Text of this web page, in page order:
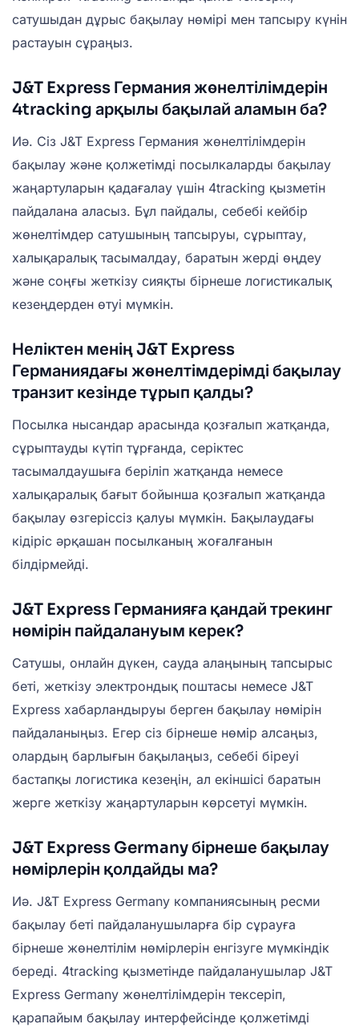
сатушыдан дұрыс бақылау нөмірі мен тапсыру күнін
растауын сұраңыз.
J&T Express Германия жөнелтілімдерін
4tracking арқылы бақылай аламын ба?
Иә. Сіз J&T Express Германия жөнелтілімдерін
бақылау және қолжетімді посылкаларды бақылау
жаңартуларын қадағалау үшін 4tracking қызметін
пайдалана аласыз. Бұл пайдалы, себебі кейбір
жөнелтімдер сатушының тапсыруы, сұрыптау,
халықаралық тасымалдау, баратын жерді өңдеу
және соңғы жеткізу сияқты бірнеше логистикалық
кезеңдерден өтуі мүмкін.
Неліктен менің J&T Express
Германиядағы жөнелтімдерімді бақылау
транзит кезінде тұрып қалды?
Посылка нысандар арасында қозғалып жатқанда,
сұрыптауды күтіп тұрғанда, серіктес
тасымалдаушыға беріліп жатқанда немесе
халықаралық бағыт бойынша қозғалып жатқанда
бақылау өзгеріссіз қалуы мүмкін. Бақылаудағы
кідіріс әрқашан посылканың жоғалғанын
білдірмейді.
J&T Express Германияға қандай трекинг
нөмірін пайдалануым керек?
Сатушы, онлайн дүкен, сауда алаңының тапсырыс
беті, жеткізу электрондық поштасы немесе J&T
Express хабарландыруы берген бақылау нөмірін
пайдаланыңыз. Егер сіз бірнеше нөмір алсаңыз,
олардың барлығын бақылаңыз, себебі біреуі
бастапқы логистика кезеңін, ал екіншісі баратын
жерге жеткізу жаңартуларын көрсетуі мүмкін.
J&T Express Germany бірнеше бақылау
нөмірлерін қолдайды ма?
Иә. J&T Express Germany компаниясының ресми
бақылау беті пайдаланушыларға бір сұрауға
бірнеше жөнелтілім нөмірлерін енгізуге мүмкіндік
береді. 4tracking қызметінде пайдаланушылар J&T
Express Germany жөнелтілімдерін тексеріп,
қарапайым бақылау интерфейсінде қолжетімді